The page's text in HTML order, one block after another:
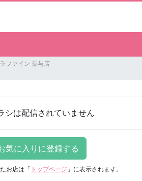
ファイン 長与店
シは配信されていません
お店は 「 トップページ 」に表示されます。